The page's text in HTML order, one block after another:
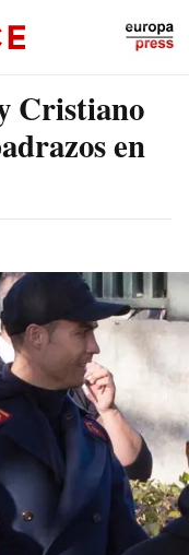
Cristiano
en